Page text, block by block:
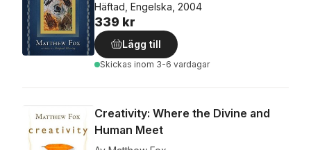
Häftad, Engelska, 2004
339 kr
Lägg till
Skickas inom 3-6 vardagar
Creativity: Where the Divine and
Human Meet